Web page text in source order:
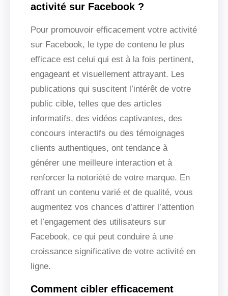
activité sur Facebook ?
Pour promouvoir efficacement votre activité
sur Facebook, le type de contenu le plus
efficace est celui qui est à la fois pertinent,
engageant et visuellement attrayant. Les
publications qui suscitent l’intérêt de votre
public cible, telles que des articles
informatifs, des vidéos captivantes, des
concours interactifs ou des témoignages
clients authentiques, ont tendance à
générer une meilleure interaction et à
renforcer la notoriété de votre marque. En
offrant un contenu varié et de qualité, vous
augmentez vos chances d’attirer l’attention
et l’engagement des utilisateurs sur
Facebook, ce qui peut conduire à une
croissance significative de votre activité en
ligne.
Comment cibler efficacement